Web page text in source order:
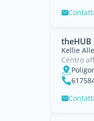
theHUB
Kellie
Centro